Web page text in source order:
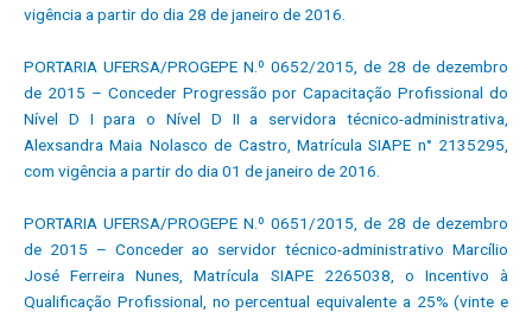
vigência a partir do dia 28 de janeiro de 2016.
PORTARIA UFERSA/PROGEPE N.º 0652/2015, de 28 de dezembro
de 2015 – Conceder Progressão por Capacitação Profissional do
Nível D I para o Nível D II a servidora técnico-administrativa,
Alexsandra Maia Nolasco de Castro, Matrícula SIAPE n° 2135295,
com vigência a partir do dia 01 de janeiro de 2016.
PORTARIA UFERSA/PROGEPE N.º 0651/2015, de 28 de dezembro
de 2015 – Conceder ao servidor técnico-administrativo Marcílio
José Ferreira Nunes, Matrícula SIAPE 2265038, o Incentivo à
Qualificação Profissional, no percentual equivalente a 25% (vinte e